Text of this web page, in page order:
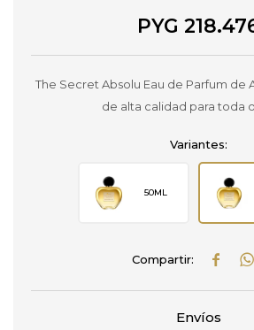
PYG
The Secret Absolu Eau de Parfum de
de alta calidad para toda
Variantes:
50ML
 
Envíos